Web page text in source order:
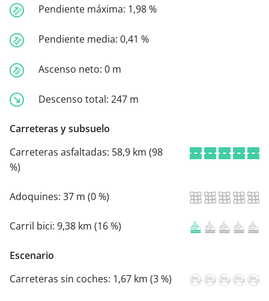
Pendiente máxima: 1,98 %
Pendiente media: 0,41 %
Ascenso neto: 0 m
Descenso total: 247 m
Carreteras y subsuelo
Carreteras asfaltadas: 58,9 km (98
%)
Adoquines: 37 m (0 %)
Carril bici: 9,38 km (16 %)
Escenario
Carreteras sin coches: 1,67 km (3 %)